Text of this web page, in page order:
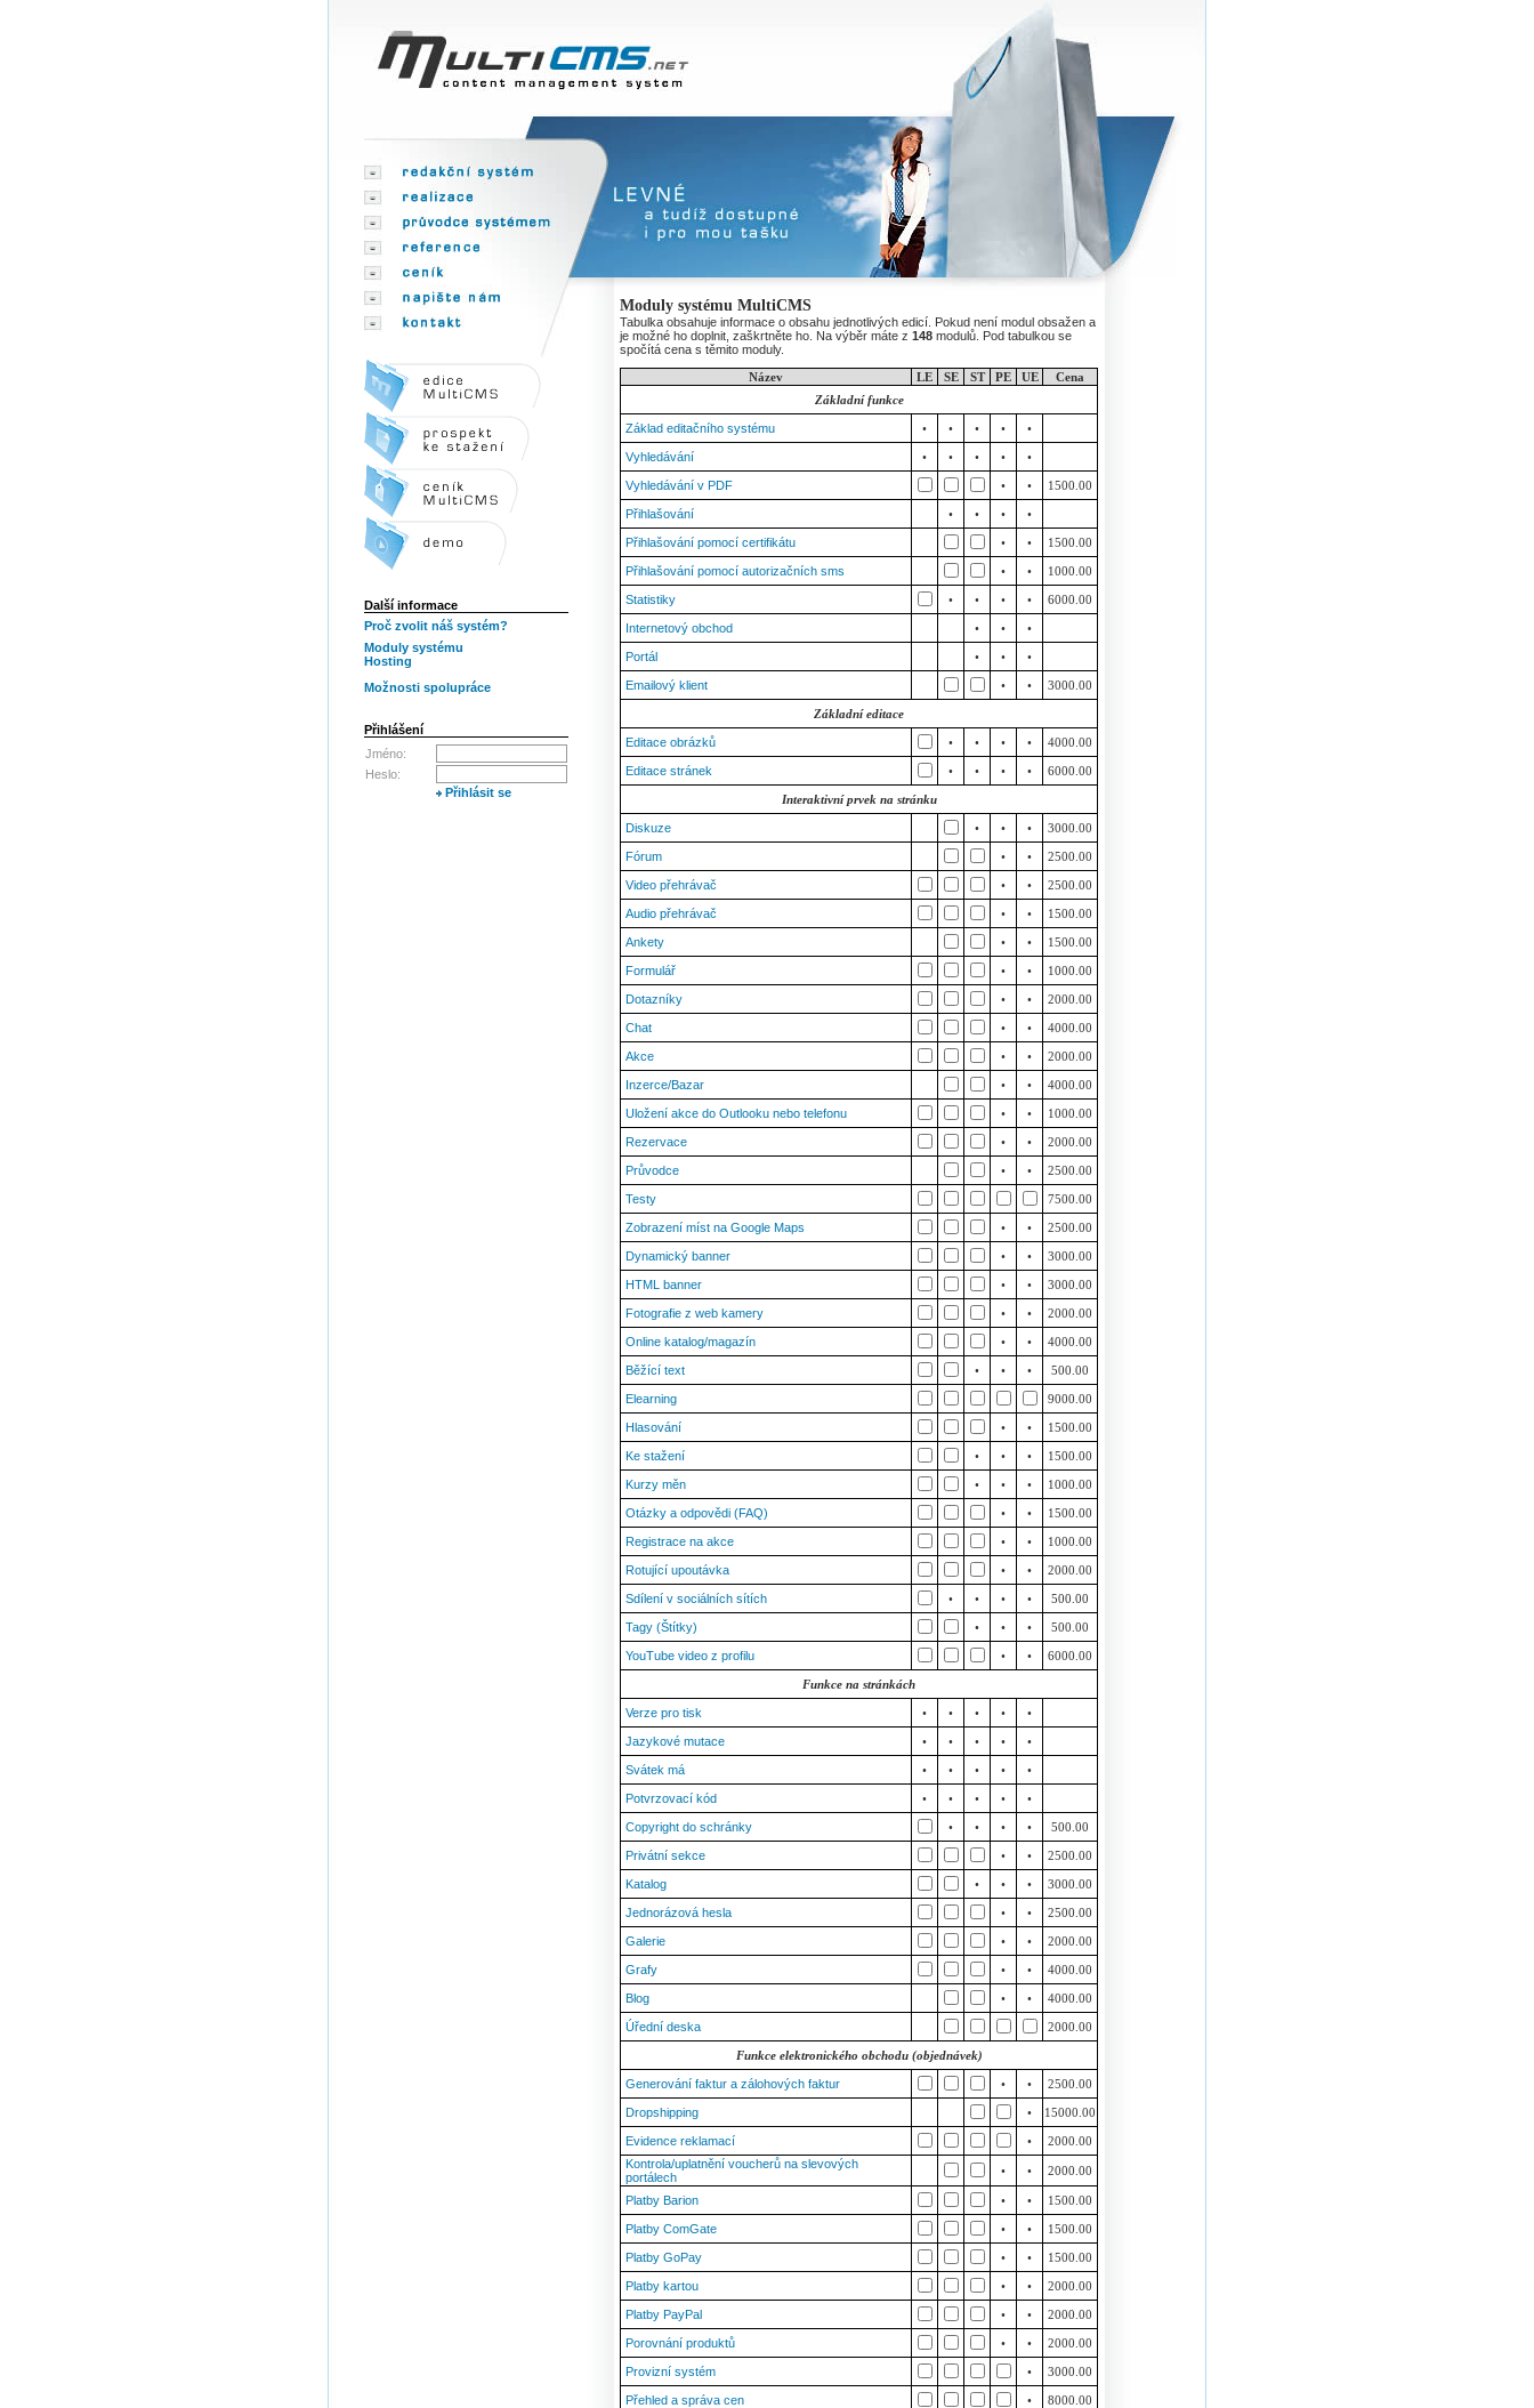
Další informace
Proč zvolit náš systém?
Moduly systému
Hosting
Možnosti spolupráce
Přihlášení
Jméno:
Heslo:
Přihlásit se
Moduly systému MultiCMS
Tabulka obsahuje informace o obsahu jednotlivých edicí. Pokud není modul obsažen a
je možné ho doplnit, zaškrtněte ho. Na výběr máte z 148 modulů. Pod tabulkou se
spočítá cena s těmito moduly.
Název
LE SE ST PE UE
Cena
Základní funkce
Základ editačního systému • • • • •
Vyhledávání • • • • •
Vyhledávání v PDF • • 1500.00
Přihlašování • • • •
Přihlašování pomocí certifikátu • • 1500.00
Přihlašování pomocí autorizačních sms • • 1000.00
Statistiky • • • • 6000.00
Internetový obchod • • •
Portál • • •
Emailový klient • • 3000.00
Základní editace
Editace obrázků • • • • 4000.00
Editace stránek • • • • 6000.00
Interaktivní prvek na stránku
Diskuze • • • 3000.00
Fórum • • 2500.00
Video přehrávač • • 2500.00
Audio přehrávač • • 1500.00
Ankety • • 1500.00
Formulář • • 1000.00
Dotazníky • • 2000.00
Chat • • 4000.00
Akce • • 2000.00
Inzerce/Bazar • • 4000.00
Uložení akce do Outlooku nebo telefonu • • 1000.00
Rezervace • • 2000.00
Průvodce • • 2500.00
Testy 7500.00
Zobrazení míst na Google Maps • • 2500.00
Dynamický banner • • 3000.00
HTML banner • • 3000.00
Fotografie z web kamery • • 2000.00
Online katalog/magazín • • 4000.00
Běžící text • • • 500.00
Elearning 9000.00
Hlasování • • 1500.00
Ke stažení • • • 1500.00
Kurzy měn • • • 1000.00
Otázky a odpovědi (FAQ) • • 1500.00
Registrace na akce • • 1000.00
Rotující upoutávka • • 2000.00
Sdílení v sociálních sítích • • • • 500.00
Tagy (Štítky) • • • 500.00
YouTube video z profilu • • 6000.00
Funkce na stránkách
Verze pro tisk • • • • •
Jazykové mutace • • • • •
Svátek má • • • • •
Potvrzovací kód • • • • •
Copyright do schránky • • • • 500.00
Privátní sekce • • 2500.00
Katalog • • • 3000.00
Jednorázová hesla • • 2500.00
Galerie • • 2000.00
Grafy • • 4000.00
Blog • • 4000.00
Úřední deska 2000.00
Funkce elektronického obchodu (objednávek)
Generování faktur a zálohových faktur • • 2500.00
Dropshipping • 15000.00
Evidence reklamací •
2000.00
Kontrola/uplatnění voucherů na slevových
portálech
• • 2000.00
Platby Barion • • 1500.00
Platby ComGate • • 1500.00
Platby GoPay • • 1500.00
Platby kartou • • 2000.00
Platby PayPal • • 2000.00
Porovnání produktů • • 2000.00
Provizní systém • 3000.00
Přehled a správa cen • 8000.00